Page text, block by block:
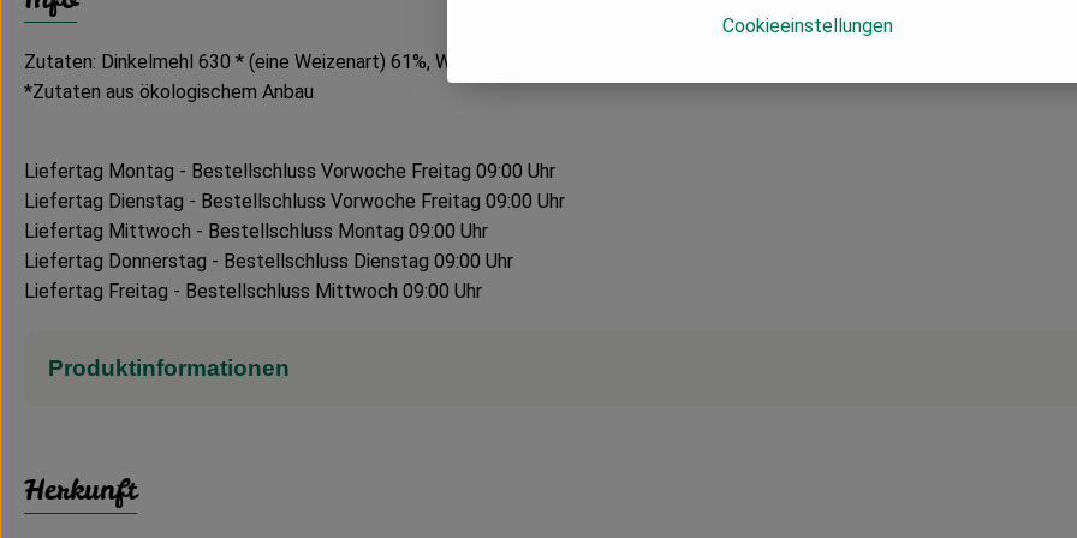
Zutaten: Dinkelmehl 630 * (eine Weizenart) 61%, Wasser 36%, Olivenöl * 2%, Steinsalz 1%, Hefe * 1%, Gerstenmalz * 1%,
*Zutaten aus ökologischem Anbau
Liefertag Montag - Bestellschluss Vorwoche Freitag 09:00 Uhr
Liefertag Dienstag - Bestellschluss Vorwoche Freitag 09:00 Uhr
Liefertag Mittwoch - Bestellschluss Montag 09:00 Uhr
Liefertag Donnerstag - Bestellschluss Dienstag 09:00 Uhr
Liefertag Freitag - Bestellschluss Mittwoch 09:00 Uhr
Produktinformationen
Herkunft
Cookieeinstellungen